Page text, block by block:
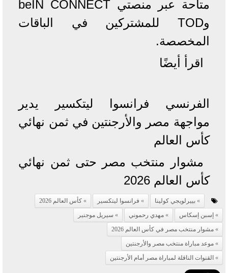
متاحة عبر منصتي beIN CONNECT
وTOD للمشتركين في الباقات
المخصصة.
اقرأ أيضًا
الفرنسي فرانسوا ليتكسير يدير
مواجهة مصر والأرجنتين في ثمن نهائي
كأس العالم
مشوار منتخب مصر حتى ثمن نهائي
كأس العالم 2026
بييرلويجي كولينا فرانسوا ليتكسير
كأس العالم 2026
إسبن إسكاس
مهدي رحموني
سيريل موجنير
مشوار منتخب مصر في كأس العالم 2026
موعد مباراة منتخب مصر والأرجنتين
القنوات الناقلة لمباراة مصر أمام الأرجنتين